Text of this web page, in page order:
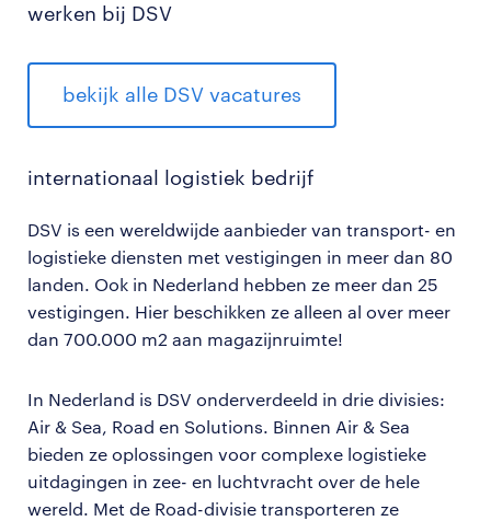
werken bij DSV
bekijk alle DSV vacatures
internationaal logistiek bedrijf
DSV is een wereldwijde aanbieder van transport- en
logistieke diensten met vestigingen in meer dan 80
landen. Ook in Nederland hebben ze meer dan 25
vestigingen. Hier beschikken ze alleen al over meer
dan 700.000 m2 aan magazijnruimte!
In Nederland is DSV onderverdeeld in drie divisies:
Air & Sea, Road en Solutions. Binnen Air & Sea
bieden ze oplossingen voor complexe logistieke
uitdagingen in zee- en luchtvracht over de hele
wereld. Met de Road-divisie transporteren ze